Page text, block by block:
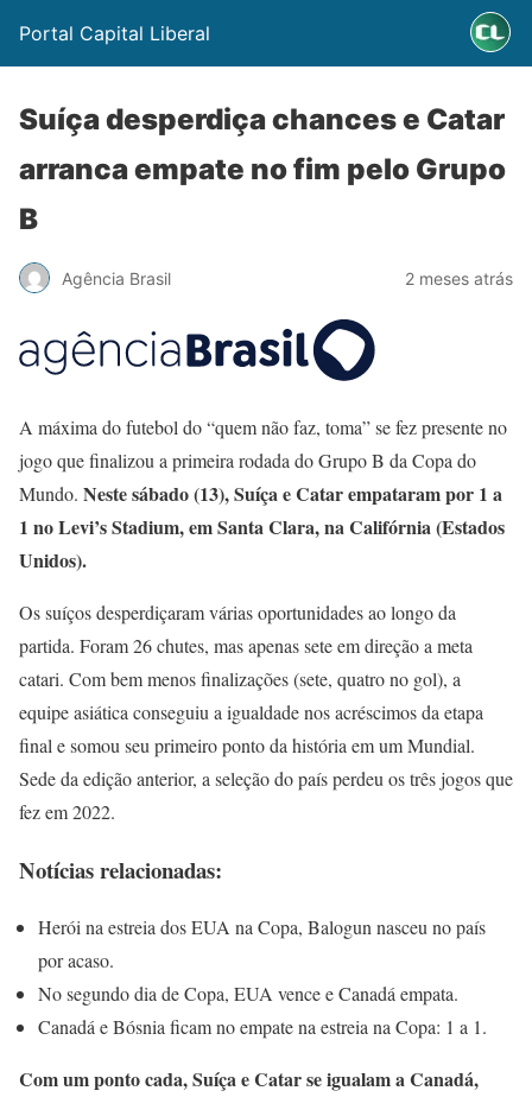
Portal Capital Liberal
Suíça desperdiça chances e Catar
arranca empate no fim pelo Grupo
B
Agência Brasil 2 meses atrás
A máxima do futebol do “quem não faz, toma” se fez presente no
jogo que finalizou a primeira rodada do Grupo B da Copa do
Mundo. Neste sábado (13), Suíça e Catar empataram por 1 a
1 no Levi’s Stadium, em Santa Clara, na Califórnia (Estados
Unidos).
Os suíços desperdiçaram várias oportunidades ao longo da
partida. Foram 26 chutes, mas apenas sete em direção a meta
catari. Com bem menos finalizações (sete, quatro no gol), a
equipe asiática conseguiu a igualdade nos acréscimos da etapa
final e somou seu primeiro ponto da história em um Mundial.
Sede da edição anterior, a seleção do país perdeu os três jogos que
fez em 2022.
Notícias relacionadas:
Herói na estreia dos EUA na Copa, Balogun nasceu no país
por acaso.
No segundo dia de Copa, EUA vence e Canadá empata.
Canadá e Bósnia ficam no empate na estreia na Copa: 1 a 1.
Com um ponto cada, Suíça e Catar se igualam a Canadá,